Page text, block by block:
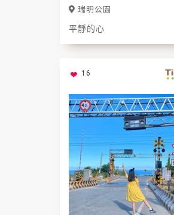
天空，心靈都被安撫到了！
瑞明公園
平靜的心
16